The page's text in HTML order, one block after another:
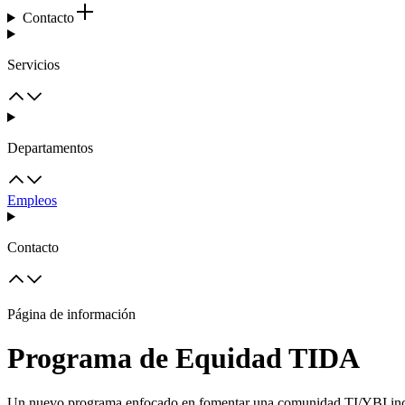
Contacto
Servicios
Departamentos
Empleos
Contacto
Página de información
Programa de Equidad TIDA